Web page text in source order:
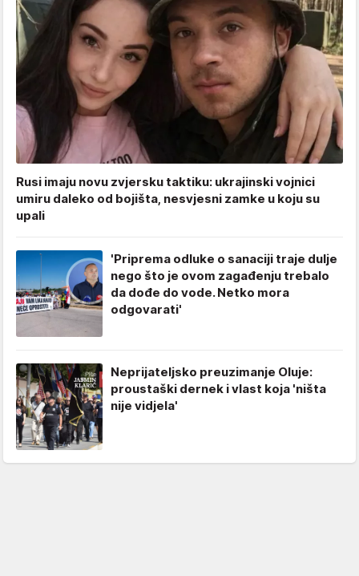
Rusi imaju novu zvjersku taktiku: ukrajinski vojnici
umiru daleko od bojišta, nesvjesni zamke u koju su
upali
'Priprema odluke o sanaciji traje dulje
nego što je ovom zagađenju trebalo
da dođe do vode. Netko mora
odgovarati'
Neprijateljsko preuzimanje Oluje:
proustaški dernek i vlast koja 'ništa
nije vidjela'